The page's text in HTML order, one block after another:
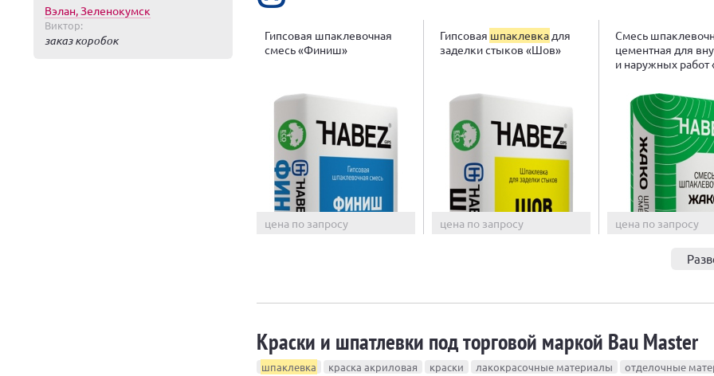
Вэлан, Зеленокумск
Виктор:
заказ коробок
Гипсовая шпаклевочная
смесь «Финиш»
цена по запросу
Гипсовая шпаклевка для
заделки стыков «Шов»
цена по запросу
Смесь
цементная для
и наружных
цена по запросу
Краски и шпатлевки под торговой маркой Bau Master
шпаклевка краска акриловая краски лакокрасочные материалы
отделочные